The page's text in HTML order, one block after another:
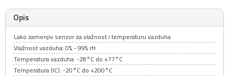
Opis
Lako zamenjiv senzor za vlažnost i temperaturu vazduha
Vlažnost vazduha: 0% - 99% rH
Temperatura vazduha: -28°C do +77°C
Temperatura (IC): -20°C do +200°C